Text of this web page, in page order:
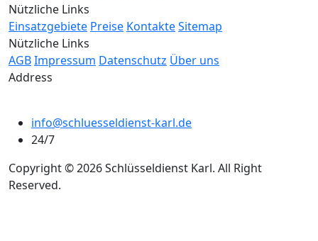
Nützliche Links
Einsatzgebiete Preise KontakteSitemap
Nützliche Links
AGBImpressum Datenschutz Über uns
Address
info@schluesseldienst-karl.de
24/7
Copyright © 2026 Schlüsseldienst Karl. All Right
Reserved.